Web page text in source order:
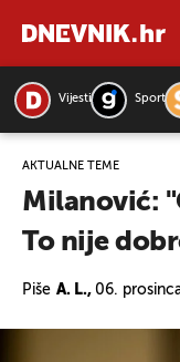
Vijesti Sport
AKTUALNE TEME
Milanović:
To nije
Piše A. L., 06.
PRETRAŽITE VIJESTI